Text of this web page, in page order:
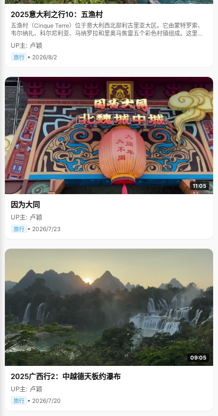
2025意大利之行10：五渔村
五渔村（Cinque Terre）位于意大利西北部利古里亚大区。它由蒙特罗索、
韦尔纳扎、科尔尼利亚、马纳罗拉和里奥马焦雷五个彩色村镇组成。这里依
山傍海，房屋色彩斑斓，1997年被列为世界文化遗产。
UP主: 卢颖
旅行 • 2026/8/2
11:05
因为大同
UP主: 卢颖
旅行 • 2026/7/23
09:05
2025广西行2：中越德天板约瀑布
UP主: 卢颖
旅行 • 2026/7/20